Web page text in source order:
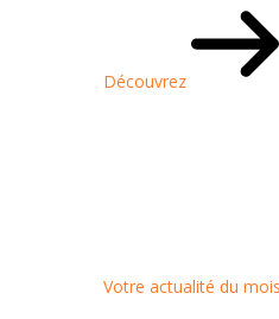
Découvrez
Votre actualité du mois